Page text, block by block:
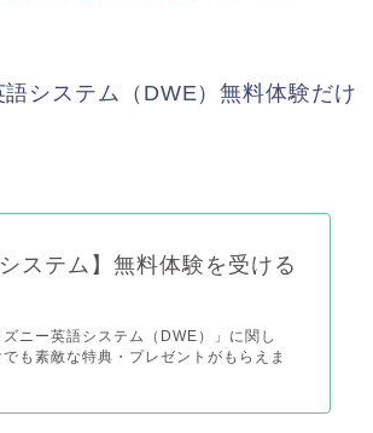
システム（DWE）無料体験だけ
ステム】無料体験を受ける
ニー英語システム（DWE）」に関し
も素敵な特典・プレゼントがもらえま